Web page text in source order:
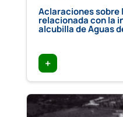
Aclaraciones
relacionada con la
alcubilla de Aguas
+